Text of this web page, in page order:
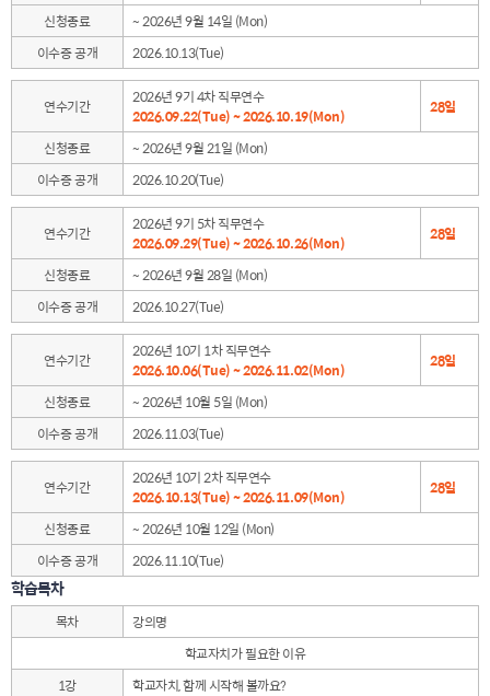
신청종료
~ 2026년 9월 14일 (Mon)
이수증 공개
2026.10.13(Tue)
연수기간
2026년 9기 4차 직무연수
2026.09.22(Tue) ~ 2026.10.19(Mon)
28일
신청종료
~ 2026년 9월 21일 (Mon)
이수증 공개
2026.10.20(Tue)
연수기간
2026년 9기 5차 직무연수
2026.09.29(Tue) ~ 2026.10.26(Mon)
28일
신청종료
~ 2026년 9월 28일 (Mon)
이수증 공개
2026.10.27(Tue)
연수기간
2026년 10기 1차 직무연수
2026.10.06(Tue) ~ 2026.11.02(Mon)
28일
신청종료
~ 2026년 10월 5일 (Mon)
이수증 공개
2026.11.03(Tue)
연수기간
2026년 10기 2차 직무연수
2026.10.13(Tue) ~ 2026.11.09(Mon)
28일
신청종료
~ 2026년 10월 12일 (Mon)
이수증 공개
2026.11.10(Tue)
학습목차
목차
강의명
학교자치가 필요한 이유
1강
학교자치, 함께 시작해 볼까요?